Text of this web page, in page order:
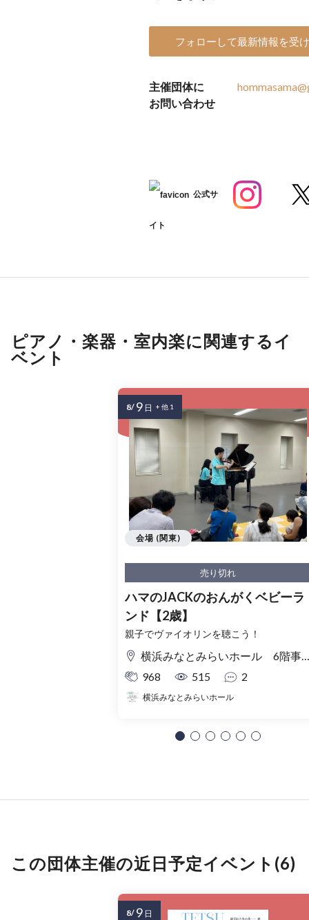
フォローして最新情報を受
主催団体に
お問い合わせ
公式サ
イト
ピアノ・楽器・室内楽に関連するイ
ベント
売り切れ
ハマのJACKのおんがくベビーラ
ンド【2歳】
親子でヴァイオリンを聴こう！
横浜みなとみらいホール 6階事務室
968
515 2
横浜みなとみらいホール
会場 (関東)
8/ 9 日 + 他 1
この団体主催の近日予定イベント(6)
8/ 9 日